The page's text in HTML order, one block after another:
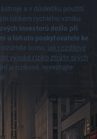
a v důsledku použití
rizikem rychlého vzniku
investorů došlo při
u tohoto poskytovatele ke
tomu, jak rozdílové
vysoké riziko ztráty svých
je rizikové. Investujte